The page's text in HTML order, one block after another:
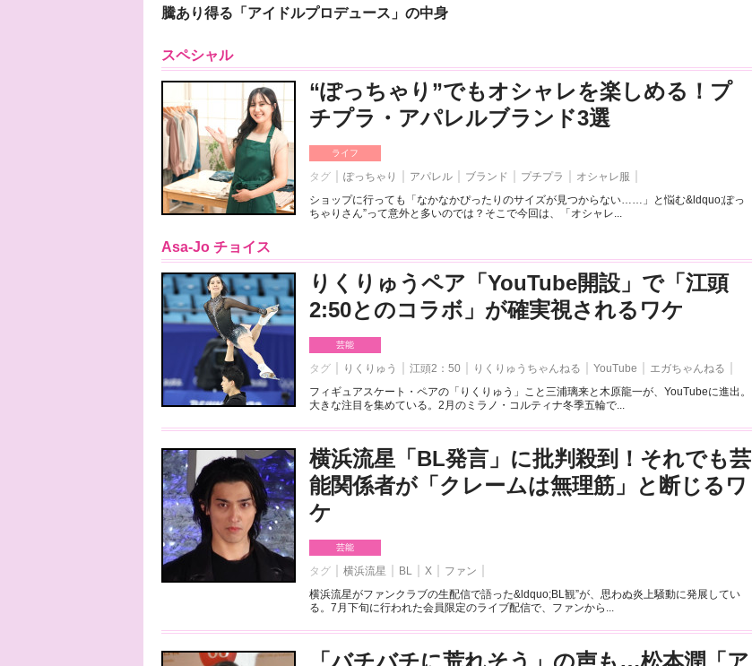
騰あり得る「アイドルプロデュース」の中身
スペシャル
“ぽっちゃり”でもオシャレを楽しめる！プ
チプラ・アパレルブランド3選
ライフ
タグ ぽっちゃり アパレル ブランド プチプラ
オシャレ服
ショップに行っても「なかなかぴったりのサイズが見つからない……」と悩む&ldquo;ぽっ
ちゃりさん”って意外と多いのでは？そこで今回は、「オシャレ...
Asa-Jo チョイス
りくりゅうペア「YouTube開設」で「江頭
2:50とのコラボ」が確実視されるワケ
芸能
タグ りくりゅう 江頭2：50 りくりゅうちゃんねる YouTube
エガちゃんねる
フィギュアスケート・ペアの「りくりゅう」こと三浦璃来と木原龍一が、YouTubeに進出。
大きな注目を集めている。2月のミラノ・コルティナ冬季五輪で...
横浜流星「BL発言」に批判殺到！それでも芸
能関係者が「クレームは無理筋」と断じるワ
ケ
芸能
タグ 横浜流星 BL X
ファン
横浜流星がファンクラブの生配信で語った&ldquo;BL観”が、思わぬ炎上騒動に発展してい
る。7月下旬に行われた会員限定のライブ配信で、ファンから...